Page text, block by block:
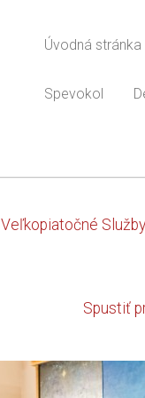
Úvodná stránka
Spevokol
Veľkopiatočné
Spustiť